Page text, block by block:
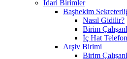
İdari Birimler
Başhekim
Nasıl Gidilir?
Birim
İç Hat Telefon
Arşiv Birimi
Birim